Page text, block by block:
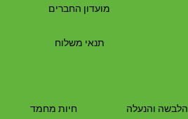
מועדון החברים
תנאי משלוח
הלבשה והנעלה חיות מחמד